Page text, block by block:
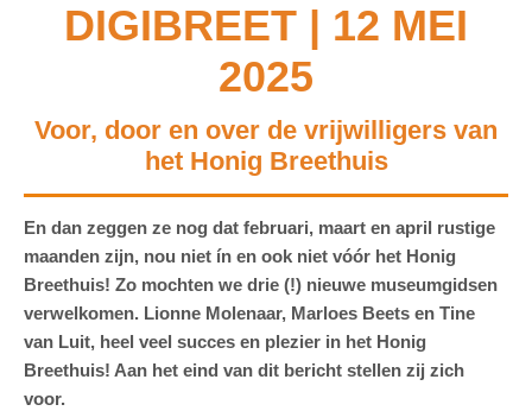
DIGIBREET | 12 MEI
2025
Voor, door en over de vrijwilligers van
het Honig Breethuis
En dan zeggen ze nog dat februari, maart en april rustige
maanden zijn, nou niet ín en ook niet vóór het Honig
Breethuis! Zo mochten we drie (!) nieuwe museumgidsen
verwelkomen. Lionne Molenaar, Marloes Beets en Tine
van Luit, heel veel succes en plezier in het Honig
Breethuis! Aan het eind van dit bericht stellen zij zich
voor.